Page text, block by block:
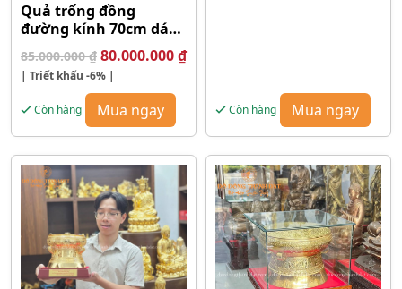
Quả trống đồng
đường kính 70cm dát
85.000.000₫ Giá
gốc
là:
85.000.000 ₫.
80.000.000₫Giá
| Triết khấu -6% |
Còn hàng Mua ngay Còn hàng Mua ngay